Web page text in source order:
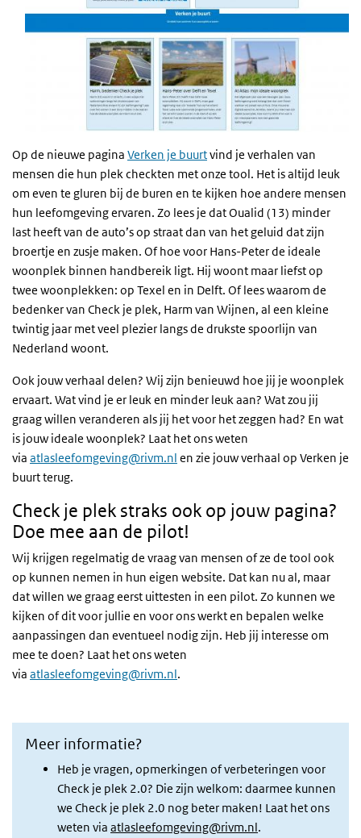
Op de nieuwe pagina Verken je buurtvind je verhalen van
mensen die hun plek checkten met onze tool. Het is altijd leuk
om even te gluren bij de buren en te kijken hoe andere mensen
hun leefomgeving ervaren. Zo lees je dat Oualid (13) minder
last heeft van de auto’s op straat dan van het geluid dat zijn
broertje en zusje maken. Of hoe voor Hans-Peter de ideale
woonplek binnen handbereik ligt. Hij woont maar liefst op
twee woonplekken: op Texel en in Delft. Of lees waarom de
bedenker van Check je plek, Harm van Wijnen, al een kleine
twintig jaar met veel plezier langs de drukste spoorlijn van
Nederland woont.
Ook jouw verhaal delen? Wij zijn benieuwd hoe jij je woonplek
ervaart. Wat vind je er leuk en minder leuk aan? Wat zou jij
graag willen veranderen als jij het voor het zeggen had? En wat
is jouw ideale woonplek? Laat het ons weten
via atlasleefomgeving@rivm.nl en zie jouw verhaal op Verken je
buurt terug.
Check je plek straks ook op jouw pagina?
Doe mee aan de pilot!
Wij krijgen regelmatig de vraag van mensen of ze de tool ook
op kunnen nemen in hun eigen website. Dat kan nu al, maar
dat willen we graag eerst uittesten in een pilot. Zo kunnen we
kijken of dit voor jullie en voor ons werkt en bepalen welke
aanpassingen dan eventueel nodig zijn. Heb jij interesse om
mee te doen? Laat het ons weten
via atlasleefomgeving@rivm.nl.
Meer informatie?
Heb je vragen, opmerkingen of verbeteringen voor
Check je plek 2.0? Die zijn welkom: daarmee kunnen
we Check je plek 2.0 nog beter maken! Laat het ons
weten via atlasleefomgeving@rivm.nl.